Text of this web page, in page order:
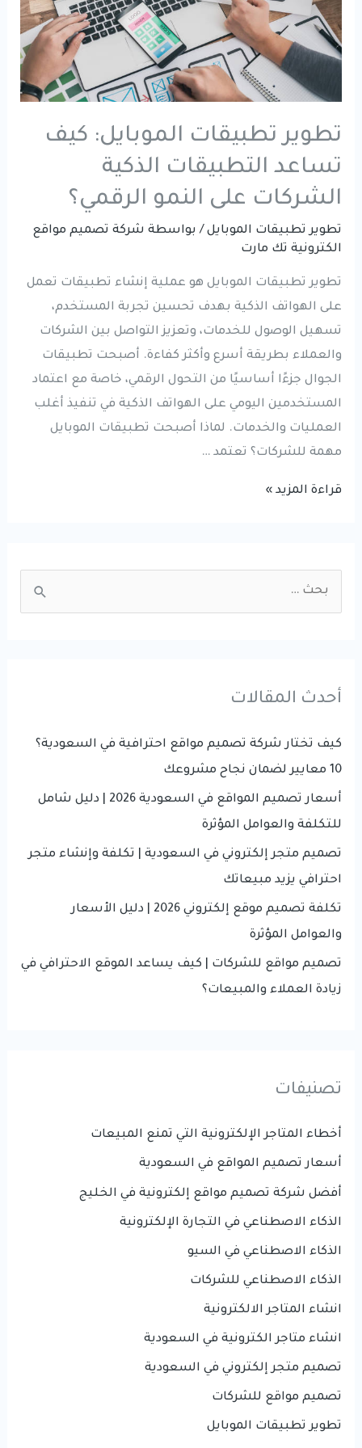
تطوير تطبيقات الموبايل: كيف
تساعد التطبيقات الذكية
الشركات على النمو الرقمي؟
تطوير تطبيقات الموبايل / بواسطة شركة تصميم مواقع
الكترونية تك مارت
تطوير تطبيقات الموبايل هو عملية إنشاء تطبيقات تعمل
على الهواتف الذكية بهدف تحسين تجربة المستخدم،
تسهيل الوصول للخدمات، وتعزيز التواصل بين الشركات
والعملاء بطريقة أسرع وأكثر كفاءة. أصبحت تطبيقات
الجوال جزءًا أساسيًا من التحول الرقمي، خاصة مع اعتماد
المستخدمين اليومي على الهواتف الذكية في تنفيذ أغلب
العمليات والخدمات. لماذا أصبحت تطبيقات الموبايل
مهمة للشركات؟ تعتمد …
تطوير
تساعد
التطبيقات
على
قراءة المزيد »
c
f
o
r
أحدث المقالات
كيف تختار شركة تصميم مواقع احترافية في السعودية؟
10 معايير لضمان نجاح مشروعك
أسعار تصميم المواقع في السعودية 2026 | دليل شامل
للتكلفة والعوامل المؤثرة
تصميم متجر إلكتروني في السعودية | تكلفة وإنشاء متجر
احترافي يزيد مبيعاتك
تكلفة تصميم موقع إلكتروني 2026 | دليل الأسعار
والعوامل المؤثرة
تصميم مواقع للشركات | كيف يساعد الموقع الاحترافي في
زيادة العملاء والمبيعات؟
تصنيفات
أخطاء المتاجر الإلكترونية التي تمنع المبيعات
أسعار تصميم المواقع في السعودية
أفضل شركة تصميم مواقع إلكترونية في الخليج
الذكاء الاصطناعي في التجارة الإلكترونية
الذكاء الاصطناعي في السيو
الذكاء الاصطناعي للشركات
انشاء المتاجر الالكترونية
انشاء متاجر الكترونية في السعودية
تصميم متجر إلكتروني في السعودية
تصميم مواقع للشركات
تطوير تطبيقات الموبايل